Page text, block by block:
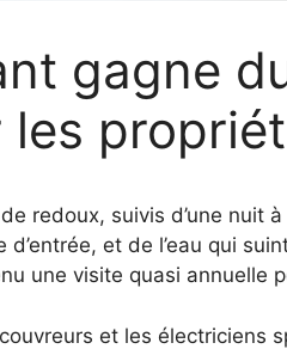
gagne
redoux, suivis d’une nuit
et de l’eau qui
une visite quasi
et les électriciens